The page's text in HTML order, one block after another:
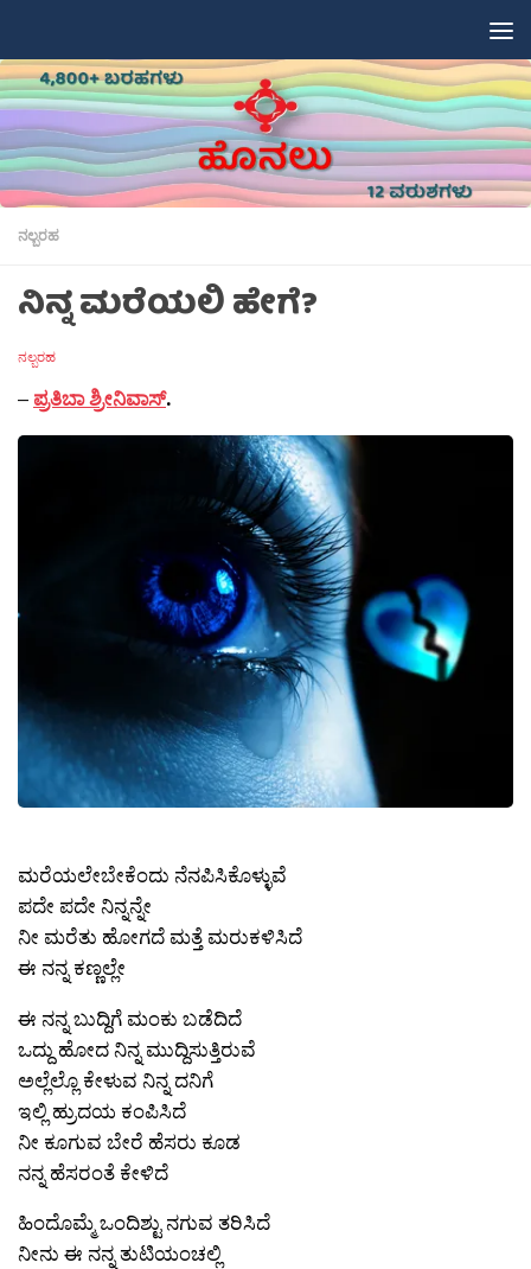
ನಲ್ಬರಹ
ನಿನ್ನ ಮರೆಯಲಿ ಹೇಗೆ?
ನಲ್ಬರಹ
– ಪ್ರತಿಬಾ ಶ್ರೀನಿವಾಸ್.
ಮರೆಯಲೇಬೇಕೆಂದು ನೆನಪಿಸಿಕೊಳ್ಳುವೆ
ಪದೇ ಪದೇ ನಿನ್ನನ್ನೇ
ನೀ ಮರೆತು ಹೋಗದೆ ಮತ್ತೆ ಮರುಕಳಿಸಿದೆ
ಈ ನನ್ನ ಕಣ್ಣಲ್ಲೇ
ಈ ನನ್ನ ಬುದ್ದಿಗೆ ಮಂಕು ಬಡೆದಿದೆ
ಒದ್ದು ಹೋದ ನಿನ್ನ ಮುದ್ದಿಸುತ್ತಿರುವೆ
ಅಲ್ಲೆಲ್ಲೊ ಕೇಳುವ ನಿನ್ನ ದನಿಗೆ
ಇಲ್ಲಿ ಹ್ರುದಯ ಕಂಪಿಸಿದೆ
ನೀ ಕೂಗುವ ಬೇರೆ ಹೆಸರು ಕೂಡ
ನನ್ನ ಹೆಸರಂತೆ ಕೇಳಿದೆ
ಹಿಂದೊಮ್ಮೆ ಒಂದಿಶ್ಟು ನಗುವ ತರಿಸಿದೆ
ನೀನು ಈ ನನ್ನ ತುಟಿಯಂಚಲ್ಲಿ